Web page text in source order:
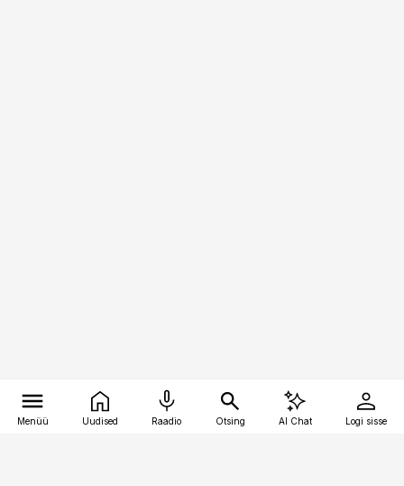
Menüü Uudised Raadio Otsing AI Chat Logi sisse